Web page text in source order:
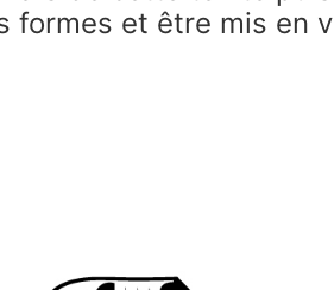
formes et être mis en